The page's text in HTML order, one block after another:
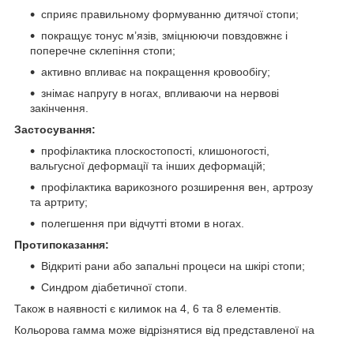
сприяє правильному формуванню дитячої стопи;
покращує тонус м’язів, зміцнюючи повздовжнє і
поперечне склепіння стопи;
активно впливає на покращення кровообігу;
знімає напругу в ногах, впливаючи на нервові
закінчення.
Застосування:
профілактика плоскостопості, клишоногості,
вальгусної деформації та інших деформацій;
профілактика варикозного розширення вен, артрозу
та артриту;
полегшення при відчутті втоми в ногах.
Протипоказання:
Відкриті рани або запальні процеси на шкірі стопи;
Синдром діабетичної стопи.
Також в наявності є килимок на 4, 6 та 8 елементів.
Кольорова гамма може відрізнятися від представленої на